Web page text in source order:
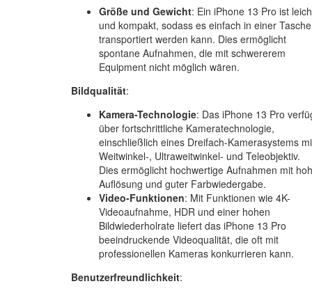
Größe und Gewicht: Ein iPhone 13 Pro ist
und kompakt, sodass es einfach in einer Tasche
transportiert werden kann. Dies ermöglicht
spontane Aufnahmen, die mit schwererem
Equipment nicht möglich wären.
Bildqualität:
Kamera-Technologie: Das iPhone 13 Pro
über fortschrittliche Kameratechnologie,
einschließlich eines Dreifach-Kamerasystems
Weitwinkel-, Ultraweitwinkel- und Teleobjektiv.
Dies ermöglicht hochwertige Aufnahmen mit
Auflösung und guter Farbwiedergabe.
Video-Funktionen: Mit Funktionen wie 4K-
Videoaufnahme, HDR und einer hohen
Bildwiederholrate liefert das iPhone 13 Pro
beeindruckende Videoqualität, die oft mit
professionellen Kameras konkurrieren kann.
Benutzerfreundlichkeit: